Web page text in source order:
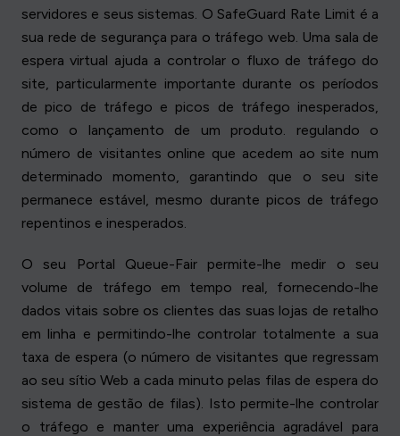
servidores e seus sistemas. O SafeGuard Rate Limit é a
sua rede de segurança para o tráfego web. Uma sala de
espera virtual ajuda a controlar o fluxo de tráfego do
site, particularmente importante durante os períodos
de pico de tráfego e picos de tráfego inesperados,
como o lançamento de um produto. regulando o
número de visitantes online que acedem ao site num
determinado momento, garantindo que o seu site
permanece estável, mesmo durante picos de tráfego
repentinos e inesperados.
O seu Portal Queue-Fair permite-lhe medir o seu
volume de tráfego em tempo real, fornecendo-lhe
dados vitais sobre os clientes das suas lojas de retalho
em linha e permitindo-lhe controlar totalmente a sua
taxa de espera (o número de visitantes que regressam
ao seu sítio Web a cada minuto pelas filas de espera do
sistema de gestão de filas). Isto permite-lhe controlar
o tráfego e manter uma experiência agradável para